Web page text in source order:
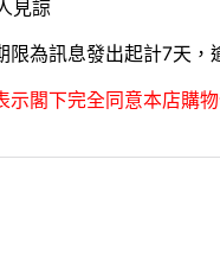
見諒
為訊息發出起計7天，
示閣下完全同意本店購